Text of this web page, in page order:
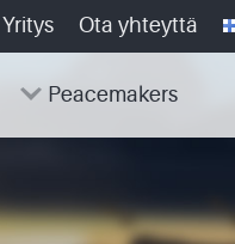
Yritys Ota yhteyttä
Peacemakers